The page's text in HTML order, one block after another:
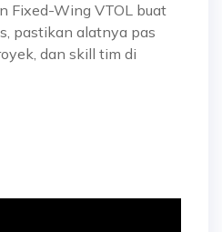
Fixed-Wing VTOL buat
pastikan alatnya pas
dan skill tim di